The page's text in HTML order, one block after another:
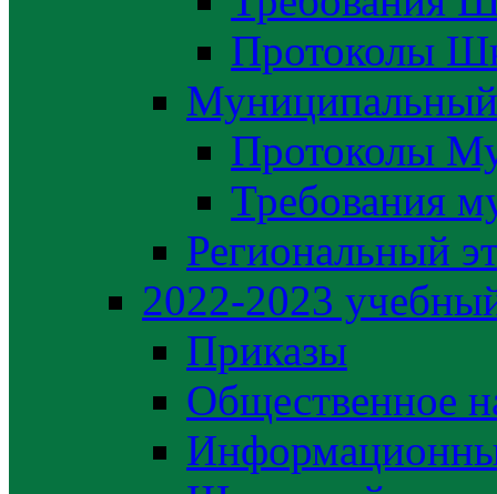
Протоколы
Муниципальный
Протоколы
Требования
Региональный
2022-2023
Приказы
Общественное